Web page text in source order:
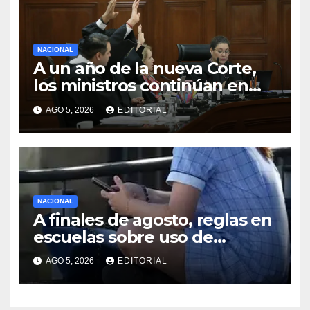
NACIONAL
A un año de la nueva Corte,
los ministros continúan en
modo de prueba
AGO 5, 2026 EDITORIAL
NACIONAL
A finales de agosto, reglas en
escuelas sobre uso de
celulares y redes sociales:
Sheinbaum
AGO 5, 2026 EDITORIAL